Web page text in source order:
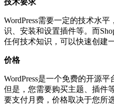
技术要求
WordPress需要一定的技术水
识、安装和设置插件等。而
任何技术知识，可以快速创建
价格
WordPress是一个免费的开源
但是，您需要购买主题、插件
要支付月费，价格取决于您所